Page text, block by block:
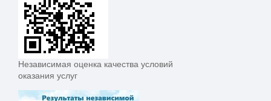
Независимая оценка качества условий
оказания услуг